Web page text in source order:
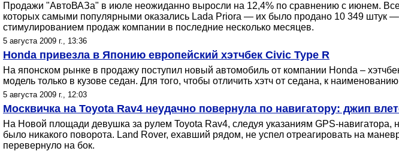
Продажи "АвтоВАЗа" в июле неожиданно выросли на 12,4% по сравнению с июнем.
которых самыми популярными оказались Lada Priora — их было продано 10 349 штук
стимулированием продаж компании в последние несколько месяцев.
5 августа 2009 г., 13:36
Honda привезла в Японию европейский хэтчбек Civic Type R
На японском рынке в продажу поступил новый автомобиль от компании Honda –
модель только в кузове седан. Для того, чтобы отличить хэтч от седана, к
5 августа 2009 г., 12:03
Москвичка на Toyota Rav4 неудачно повернула по навигатору: джип
На Новой площади девушка за рулем Toyota Rav4, следуя указаниям GPS-навигатора,
было никакого поворота. Land Rover, ехавший рядом, не успел отреагировать на
перевернуло на бок.